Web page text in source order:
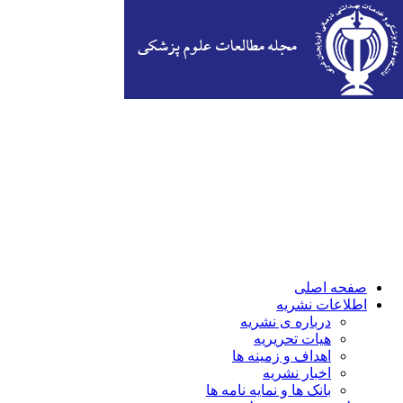
صفحه اصلی
اطلاعات نشریه
درباره ی نشریه
هیات تحریریه
اهداف و زمینه ها
اخبار نشریه
بانک ها و نمایه نامه ها